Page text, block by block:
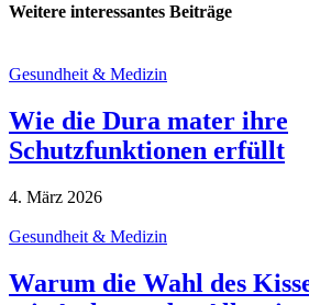
Weitere interessantes Beiträge
Gesundheit & Medizin
Wie die Dura mater ihre
Schutzfunktionen erfüllt
4. März 2026
Gesundheit & Medizin
Warum die Wahl des